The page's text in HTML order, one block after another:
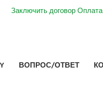
Заключить договор
ВОПРОС/ОТВЕТ